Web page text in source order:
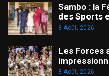
Sambo : la
des Sports
8 Août, 2026
Les Forces
8 Août, 2026